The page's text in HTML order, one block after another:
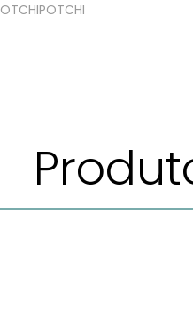
OTCHIPOTCHI